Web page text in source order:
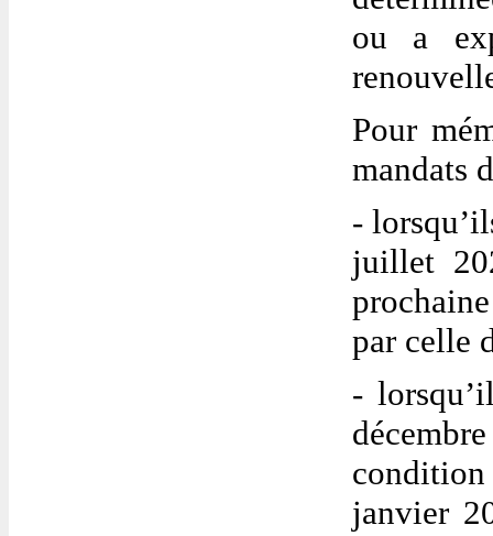
ou a
Pour
mandats
-
juillet
par celle
-
condition
janvier